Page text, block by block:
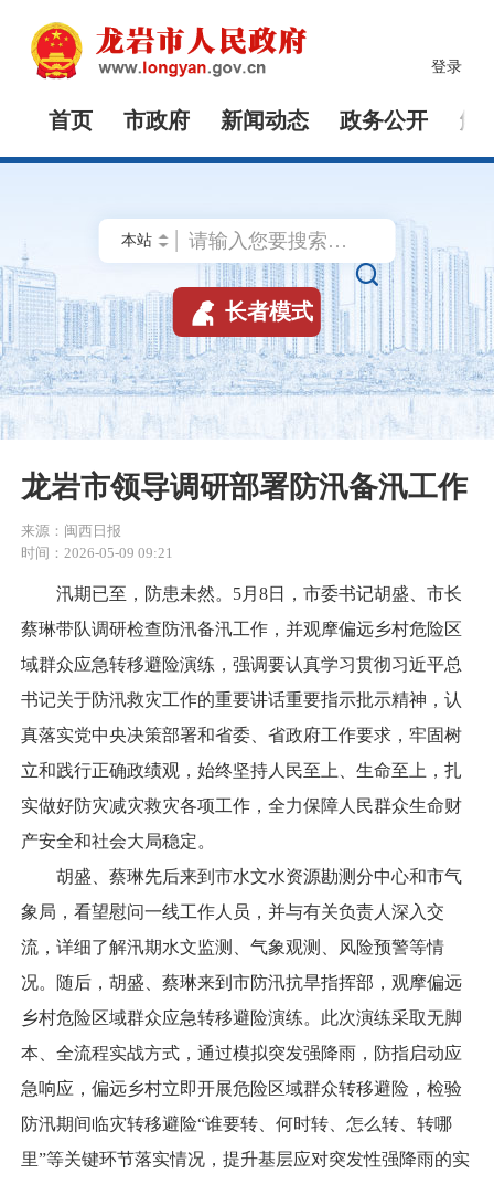
登录
首页 市政府 新闻动态 政务公开 解

 长者模式
龙岩市领导调研部署防汛备汛工作
来源：闽西日报
时间：2026-05-09 09:21
汛期已至，防患未然。5月8日，市委书记胡盛、市长
蔡琳带队调研检查防汛备汛工作，并观摩偏远乡村危险区
域群众应急转移避险演练，强调要认真学习贯彻习近平总
书记关于防汛救灾工作的重要讲话重要指示批示精神，认
真落实党中央决策部署和省委、省政府工作要求，牢固树
立和践行正确政绩观，始终坚持人民至上、生命至上，扎
实做好防灾减灾救灾各项工作，全力保障人民群众生命财
产安全和社会大局稳定。
胡盛、蔡琳先后来到市水文水资源勘测分中心和市气
象局，看望慰问一线工作人员，并与有关负责人深入交
流，详细了解汛期水文监测、气象观测、风险预警等情
况。随后，胡盛、蔡琳来到市防汛抗旱指挥部，观摩偏远
乡村危险区域群众应急转移避险演练。此次演练采取无脚
本、全流程实战方式，通过模拟突发强降雨，防指启动应
急响应，偏远乡村立即开展危险区域群众转移避险，检验
防汛期间临灾转移避险“谁要转、何时转、怎么转、转哪
里”等关键环节落实情况，提升基层应对突发性强降雨的实